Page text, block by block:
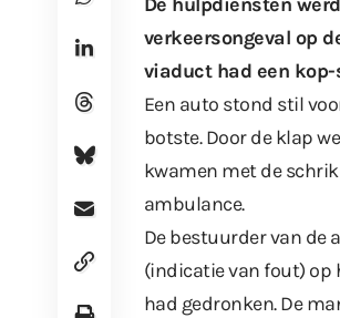
verkeersongeval op
viaduct had een
Een auto stond stil
botste. Door de klap
kwamen met de
ambulance.
De bestuurder van de
(indicatie van fout) op
had gedronken. De